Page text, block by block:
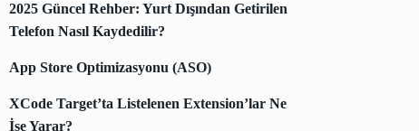
2025 Güncel Rehber: Yurt Dışından Getirilen
Telefon Nasıl Kaydedilir?
App Store Optimizasyonu (ASO)
XCode Target’ta Listelenen Extension’lar Ne
İşe Yarar?